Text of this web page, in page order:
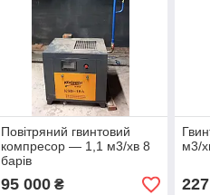
Повітряний гвинтовий
компресор — 1,1 м3/хв 8
барів
95 000₴
м3/